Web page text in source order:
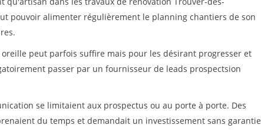
pouvoir alimenter régulièrement le planning chantiers de son
peut parfois suffire mais pour les désirant progresser et
passer par un fournisseur de leads prospectsion
se limitaient aux prospectus ou au porte à porte. Des
du temps et demandait un investissement sans garantie